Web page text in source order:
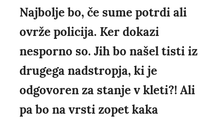
Najbolje bo, če sume potrdi ali
ovrže policija. Ker dokazi
nesporno so. Jih bo našel tisti iz
drugega nadstropja, ki je
odgovoren za stanje v kleti?! Ali
pa bo na vrsti zopet kaka